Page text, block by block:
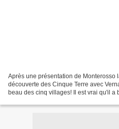
Après une présentation de Monterosso
découverte des Cinque Terre avec
beau des cinq villages! Il est vrai qu'il a